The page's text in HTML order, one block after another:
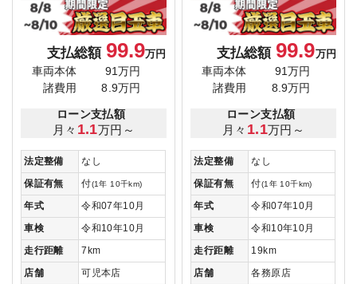
支払総額 99.9万円
車両本体
91万円
諸費用
8.9万円
ローン支払額
月々 1.1万円～
法定整備
なし
保証有無
付(1年 10千km)
年式
令和07年10月
車検
令和10年10月
走行距離
7km
店舗
可児本店
支払総額 99.9万円
車両本体
91万円
諸費用
8.9万円
ローン支払額
月々 1.1万円～
法定整備
なし
保証有無
付(1年 10千km)
年式
令和07年10月
車検
令和10年10月
走行距離
19km
店舗
各務原店